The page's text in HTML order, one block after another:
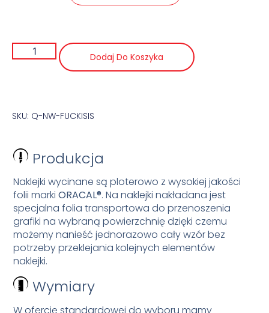
Dodaj Do Koszyka
SKU: Q-NW-FUCKISIS
Produkcja
Naklejki wycinane są ploterowo z wysokiej jakości
folii markiORACAL®. Na naklejki nakładana jest
specjalna folia transportowa do przenoszenia
grafiki na wybraną powierzchnię dzięki czemu
możemy nanieść jednorazowo cały wzór bez
potrzeby przeklejania kolejnych elementów
naklejki.
Wymiary
W ofercie standardowej do wyboru mamy